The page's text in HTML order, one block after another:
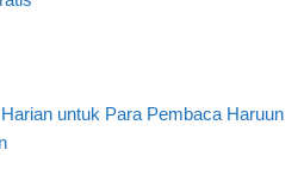
untuk Para Pembaca Haruun